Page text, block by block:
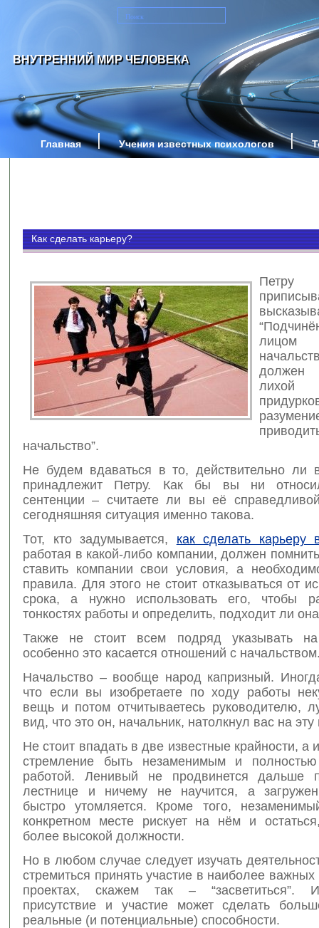
ВНУТРЕННИЙ МИР ЧЕЛОВЕКА
Главная Учения известных психологов
Как сделать карьеру?
лицом
должен
лихой
начальство”.
Не будем вдаваться в то, действительно ли
принадлежит Петру. Как бы вы ни
сентенции – считаете ли вы её
сегодняшняя ситуация именно такова.
Тот, кто задумывается, как сделать карьеру
работая в какой-либо компании, должен
ставить компании свои условия, а
правила. Для этого не стоит отказываться от
срока, а нужно использовать его, чтобы
тонкостях работы и определить, подходит ли
Также не стоит всем подряд указывать
особенно это касается отношений с
Начальство – вообще народ капризный.
что если вы изобретаете по ходу работы
вещь и потом отчитываетесь руководителю,
вид, что это он, начальник, натолкнул вас на
Не стоит впадать в две известные крайности, а
стремление быть незаменимым и
работой. Ленивый не продвинется дальше
лестнице и ничему не научится, а
быстро утомляется. Кроме того,
конкретном месте рискует на нём и
более высокой должности.
Но в любом случае следует изучать
стремиться принять участие в наиболее
проектах, скажем так – “засветиться”.
присутствие и участие может сделать
реальные (и потенциальные) способности.